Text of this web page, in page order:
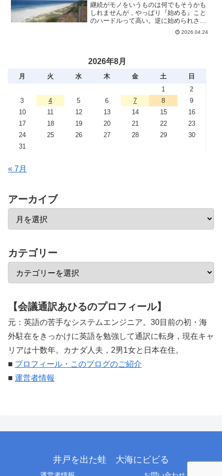
継続がモノをいうものは何でもそうかも
しれませんが，やっぱり『始める』こと
のハードルって高い。逆に始められさえ
すれば意外と続くモノです。海外未経験
から会議通訳歴10年越までの経験を振り
2026.04.24
2026年8月
月 火 水 木 金 土
日
1
2
3
4 5 6 7 8
9
10
11 12 13 14 15
16
17
18 19 20 21 22
23
24
25 26 27 28 29
30
31
« 7月
アーカイブ
カテゴリー
【会議通訳あひるのプロフィール】
元：英語の苦手なシステムエンジニア。30目前の初・海
外駐在をきっかけに英語を勉強して通訳に転身，現在キャ
リアは十数年。カナダ人夫，2男1女と日本在住。
■ プロフィール・このブログのご紹介
■ 運営者情報
井戸を出た蛙 大海にビビる